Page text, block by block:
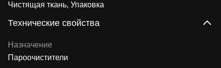
Чистящая ткань, Упаковка
Технические свойства
Назначение
Пароочистители